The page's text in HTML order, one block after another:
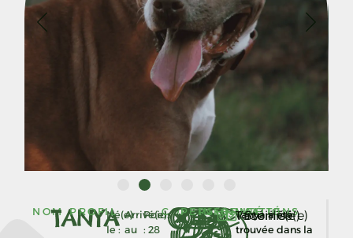
NOMTANYA
PROFILNé(e)
le :
Arrivé(e)
au
Poids
: 28
COMPATIBILITÉ
PERSONNALITÉ
INFORMATIONS
Vacciné(e)
Stérilisé(e)
Tanya a été
trouvée dans la